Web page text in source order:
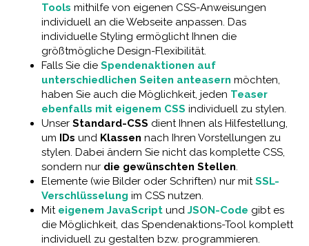
Tools mithilfe von eigenen CSS-Anweisungen
individuell an die Webseite anpassen. Das
individuelle Styling ermöglicht Ihnen die
größtmögliche Design-Flexibilität.
Falls Sie die Spendenaktionen auf
unterschiedlichen Seiten anteasern möchten,
haben Sie auch die Möglichkeit, jeden Teaser
ebenfalls mit eigenem CSS individuell zu stylen.
Unser Standard-CSS dient Ihnen als Hilfestellung,
um IDs und Klassen nach Ihren Vorstellungen zu
stylen. Dabei ändern Sie nicht das komplette CSS,
sondern nur die gewünschten Stellen.
Elemente (wie Bilder oder Schriften) nur mitSSL-
Verschlüsselung im CSS nutzen.
Mit eigenem JavaScriptund JSON-Code gibt es
die Möglichkeit, das Spendenaktions-Tool komplett
individuell zu gestalten bzw. programmieren.